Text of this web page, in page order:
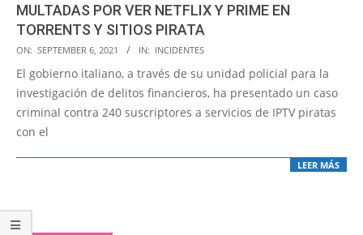
MULTADAS POR VER NETFLIX Y PRIME EN
TORRENTS Y SITIOS PIRATA
2021-
09-
06
ON: SEPTEMBER 6, 2021 IN: INCIDENTES
El gobierno italiano, a través de su unidad policial para la
investigación de delitos financieros, ha presentado un caso
criminal contra 240 suscriptores a servicios de IPTV piratas
con el
LEER MÁS